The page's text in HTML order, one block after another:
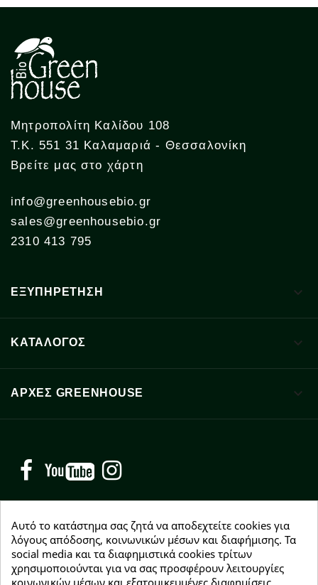
Μητροπολίτη Καλίδου 108
Τ.Κ. 551 31 Καλαμαριά - Θεσσαλονίκη
Βρείτε μας στο χάρτη
info@greenhousebio.gr
sales@greenhousebio.gr
2310 413 795
ΕΞΥΠΗΡΕΤΗΣΗ 
ΚΑΤΑΛΟΓΟΣ 
ΑΡΧΈΣ GREENHOUSE 
Facebook YouTube
NEWSLETTER
Εγγραφείτε δωρεάν και θα είστε οι πρώτοι που θα
Αυτό το κατάστημα σας ζητά να αποδεχτείτε cookies για
λόγους απόδοσης, κοινωνικών μέσων και διαφήμισης. Τα
social media και τα διαφημιστικά cookies τρίτων
χρησιμοποιούνται για να σας προσφέρουν λειτουργίες
κοινωνικών μέσων και εξατομικευμένες διαφημίσεις.